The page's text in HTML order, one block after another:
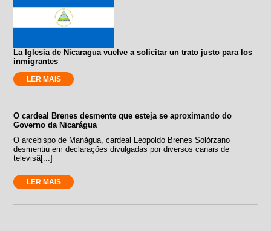
La Iglesia de Nicaragua vuelve a solicitar un trato justo para los
inmigrantes
LER MAIS
O cardeal Brenes desmente que esteja se aproximando do
Governo da Nicarágua
O arcebispo de Manágua, cardeal Leopoldo Brenes Solórzano
desmentiu em declarações divulgadas por diversos canais de
televisã[...]
LER MAIS